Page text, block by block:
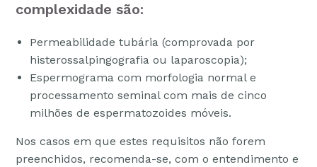
complexidade são:
Permeabilidade tubária (comprovada por
histerossalpingografia ou laparoscopia);
Espermograma com morfologia normal e
processamento seminal com mais de cinco
milhões de espermatozoides móveis.
Nos casos em que estes requisitos não forem
preenchidos, recomenda-se, com o entendimento e